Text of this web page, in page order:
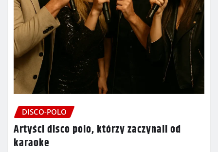
DISCO-POLO
Artyści disco polo, którzy zaczynali od
karaoke